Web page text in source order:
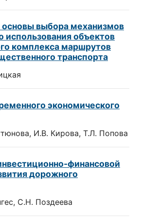
выбора механизмов
использования объектов
комплекса маршрутов
транспорта
экономического
И.В. Кирова, Т.Л. Попова
финансовой
дорожного
С.Н. Поздеева